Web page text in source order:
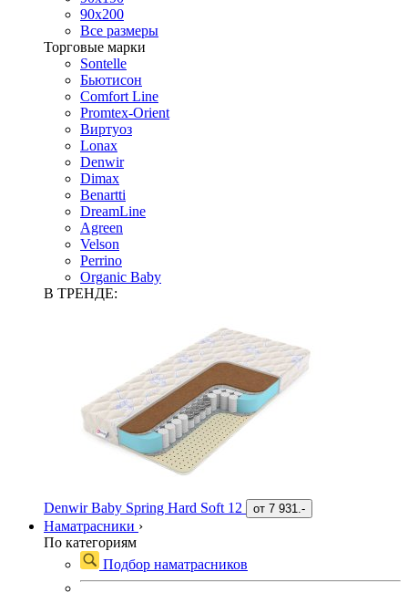
90х200
Все размеры
Торговые марки
Sontelle
Бьютисон
Comfort Line
Promtex-Orient
Виртуоз
Lonax
Denwir
Dimax
Benartti
DreamLine
Agreen
Velson
Perrino
Organic Baby
В ТРЕНДЕ:
Denwir Baby Spring Hard Soft 12 от 7 931.-
Наматрасники ›
По категориям
Подбор наматрасников